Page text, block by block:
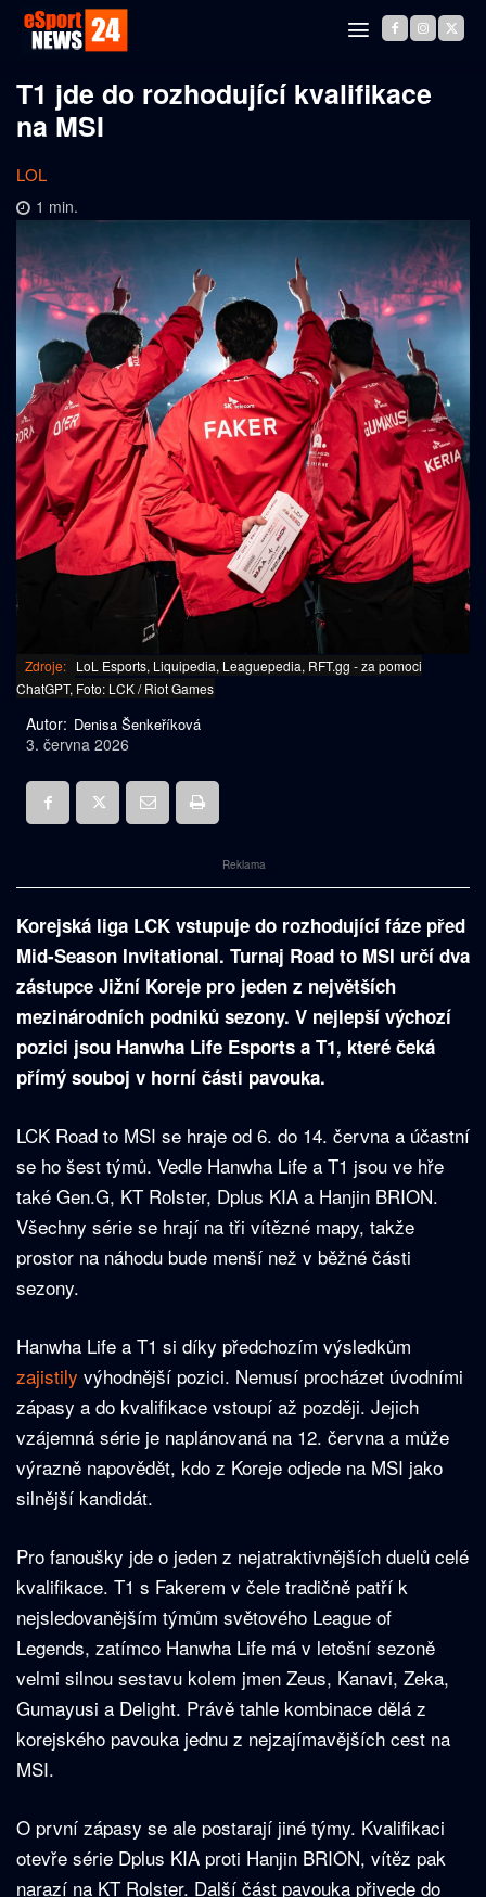
T1 jde do rozhodující kvalifikace
na MSI
LOL
1 min.
Zdroje: LoL Esports, Liquipedia, Leaguepedia, RFT.gg - za pomoci
ChatGPT, Foto: LCK / Riot Games
Autor: Denisa Šenkeříková
3. června 2026
Reklama
Korejská liga LCK vstupuje do rozhodující fáze před
Mid-Season Invitational. Turnaj Road to MSI určí dva
zástupce Jižní Koreje pro jeden z největších
mezinárodních podniků sezony. V nejlepší výchozí
pozici jsou Hanwha Life Esports a T1, které čeká
přímý souboj v horní části pavouka.
LCK Road to MSI se hraje od 6. do 14. června a účastní
se ho šest týmů. Vedle Hanwha Life a T1 jsou ve hře
také Gen.G, KT Rolster, Dplus KIA a Hanjin BRION.
Všechny série se hrají na tři vítězné mapy, takže
prostor na náhodu bude menší než v běžné části
sezony.
Hanwha Life a T1 si díky předchozím výsledkům
zajistily výhodnější pozici. Nemusí procházet úvodními
zápasy a do kvalifikace vstoupí až později. Jejich
vzájemná série je naplánovaná na 12. června a může
výrazně napovědět, kdo z Koreje odjede na MSI jako
silnější kandidát.
Pro fanoušky jde o jeden z nejatraktivnějších duelů celé
kvalifikace. T1 s Fakerem v čele tradičně patří k
nejsledovanějším týmům světového League of
Legends, zatímco Hanwha Life má v letošní sezoně
velmi silnou sestavu kolem jmen Zeus, Kanavi, Zeka,
Gumayusi a Delight. Právě tahle kombinace dělá z
korejského pavouka jednu z nejzajímavějších cest na
MSI.
O první zápasy se ale postarají jiné týmy. Kvalifikaci
otevře série Dplus KIA proti Hanjin BRION, vítěz pak
narazí na KT Rolster. Další část pavouka přivede do